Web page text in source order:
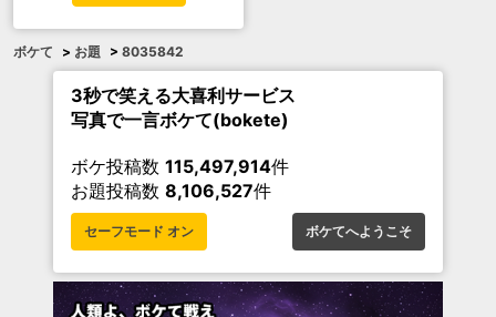
ボケて > お題 > 8035842
3秒で笑える大喜利サービス
写真で一言ボケて(bokete)
ボケ投稿数 115,497,914件
お題投稿数 8,106,527件
セーフモード オン ボケてへようこそ